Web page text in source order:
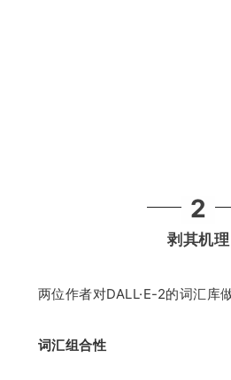
2
剥其机理
两位作者对DALL·E-2的词汇库
词汇组合性